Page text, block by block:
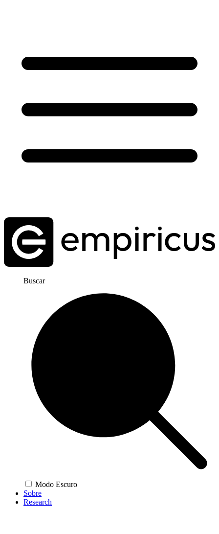
Buscar
Modo Escuro
Sobre
Research